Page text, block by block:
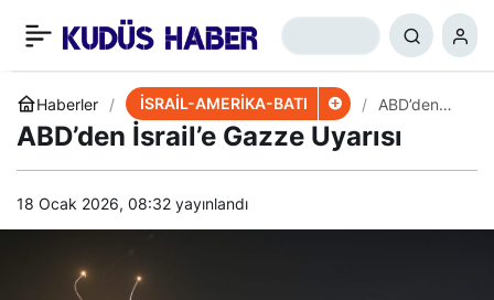
Haberler İSRAİL-AMERİKA-BATI
ABD’den
Gazze
ABD’den İsrail’e Gazze Uyarısı
18 Ocak 2026, 08:32 yayınlandı
Milley: ABD’nin Güvenliği
Rusya’ya Bağlı
+ 0 Paylaş